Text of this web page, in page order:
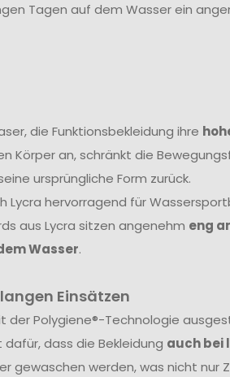
Tagen auf dem Wasser ein
die Funktionsbekleidung ihre
Körper an, schränkt die
ursprüngliche Form zurück.
hervorragend für
aus Lycra sitzen angenehm eng
Wasser.
Einsätzen
der Polygiene®-Technologie
dass die Bekleidung auch bei
gewaschen werden, was nicht